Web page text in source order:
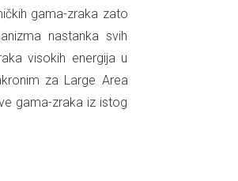
gama-zraka zato
nastanka svih
visokih energija u
za Large Area
gama-zraka iz istog